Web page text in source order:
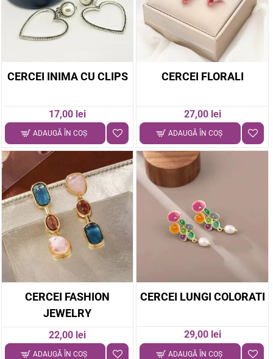
CERCEI INIMA CU CLIPS
17,00 lei
ADAUGĂ ÎN COŞ
CERCEI FLORALI
27,00 lei
ADAUGĂ ÎN COŞ
CERCEI FASHION
JEWELRY
22,00 lei
ADAUGĂ ÎN COŞ
CERCEI LUNGI COLORATI
29,00 lei
ADAUGĂ ÎN COŞ